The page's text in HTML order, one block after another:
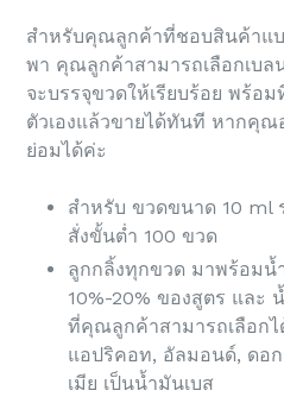
สำหรับคุณลูกค้าที่ชอบสินค้าแ
พา คุณลูกค้าสามารถเลือกเบลน
จะบรรจุขวดให้เรียบร้อย พร้อ
ตัวเองแล้วขายได้ทันที หากคุณ
ย่อมได้ค่ะ
สำหรับ ขวดขนาด 10 ml
สั่งขั้นต่ำ 100 ขวด
ลูกกลิ้งทุกขวด มาพร้อมน้
10%-20% ของสูตร และ
ที่คุณลูกค้าสามารถเลือกไ
แอปริคอท, อัลมอนด์, ดอ
เมีย เป็นน้ำมันเบส